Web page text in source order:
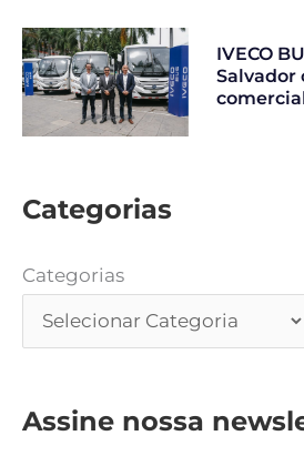
IVECO
Salvador
Categorias
Categorias
Assine nossa